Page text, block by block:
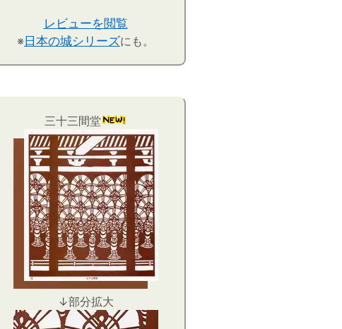
レビューを閲覧
※ 日本の城シリーズにも。
三十三間堂
↓部分拡大